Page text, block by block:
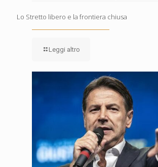
Lo Stretto libero e la frontiera chiusa
Leggi altro